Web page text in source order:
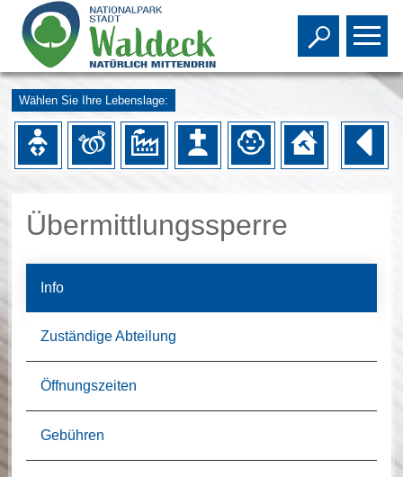
Toggle
Wählen Sie Ihre Lebenslage:
Übermittlungssperre
Info
Zuständige Abteilung
Öffnungszeiten
Gebühren